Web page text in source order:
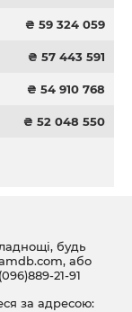
₴ 59 324 059
₴ 57 443 591
₴ 54 910 768
₴ 52 048 550
будь
, або
21-91
за адресою: